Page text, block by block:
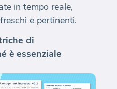
in tempo reale,
e pertinenti.
di
è essenziale